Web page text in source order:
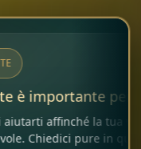
per noi
la tua visita sia
pure in qualsiasi